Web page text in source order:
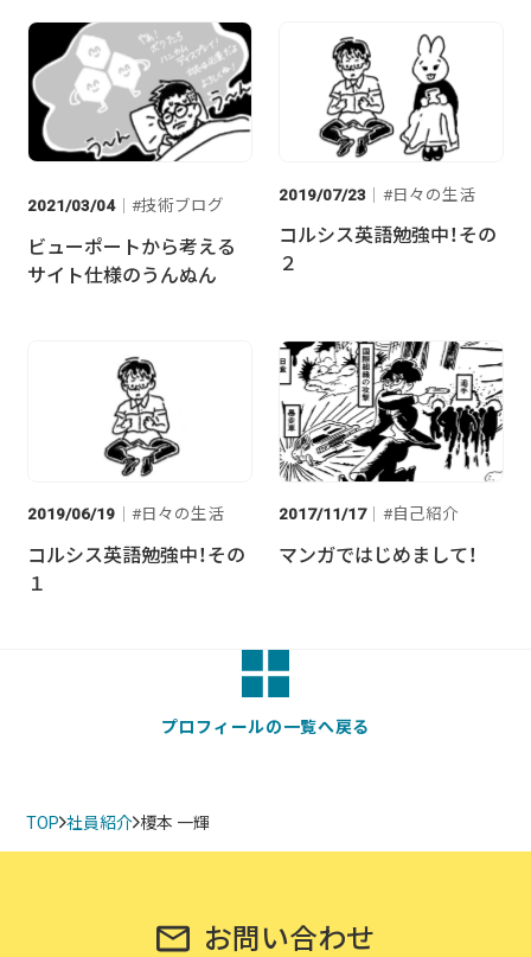
2021/03/04 技術ブログ
ビューポートから考える
サイト仕様のうんぬん
2019/07/23 日々の生活
コルシス英語勉強中！その
２
2019/06/19 日々の生活
コルシス英語勉強中！その
１
2017/11/17 自己紹介
マンガではじめまして！
プロフィールの一覧へ戻る
TOP 社員紹介 榎本 一輝
お問い合わせ